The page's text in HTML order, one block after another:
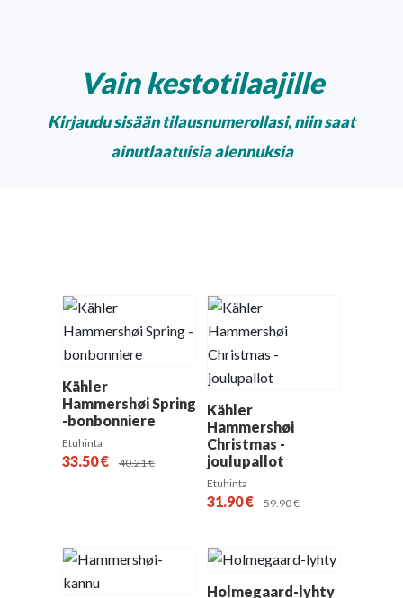
Vain kestotilaajille
Kirjaudu sisään tilausnumerollasi, niin saat
ainutlaatuisia alennuksia
Kähler
Hammershøi Spring
-bonbonniere
Etuhinta
33.50€ 40.21€
Kähler
Hammershøi
Christmas -
joulupallot
Etuhinta
31.90€ 59.90€
Holmegaard-lyhty